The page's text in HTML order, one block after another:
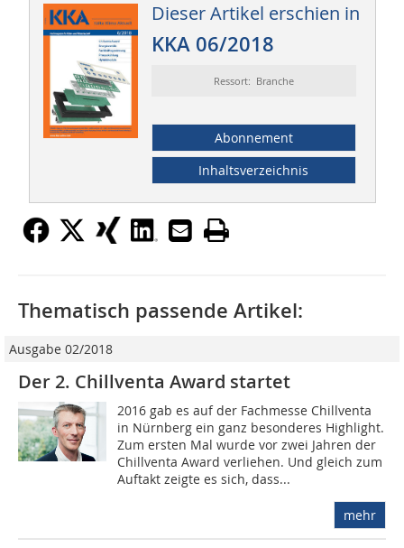
Dieser Artikel erschien in
KKA 06/2018
Ressort: Branche
Abonnement
Inhaltsverzeichnis
Thematisch passende Artikel:
Ausgabe 02/2018
Der 2. Chillventa Award startet
2016 gab es auf der Fachmesse Chillventa
in Nürnberg ein ganz besonderes Highlight.
Zum ersten Mal wurde vor zwei Jahren der
Chillventa Award verliehen. Und gleich zum
Auftakt zeigte es sich, dass...
mehr